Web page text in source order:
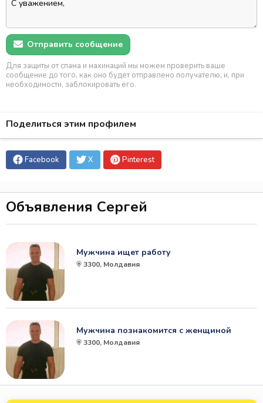
Отправить сообщение
Для защиты от спама и махинаций мы можем проверить ваше
сообщение до того, как оно будет отправлено получателю, и, при
необходимости, заблокировать его.
Поделиться этим профилем
Facebook X Pinterest
Объявления Сергей
Мужчина ищет работу
3300, Молдавия
Мужчина познакомится с женщиной
3300, Молдавия